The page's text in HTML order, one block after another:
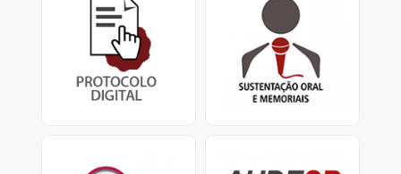
Cadastre e consulte
documentos enviados ao
TCESP.
Memoriais
Sustentações orais dos
defensores
e apresentação de
memoriais.